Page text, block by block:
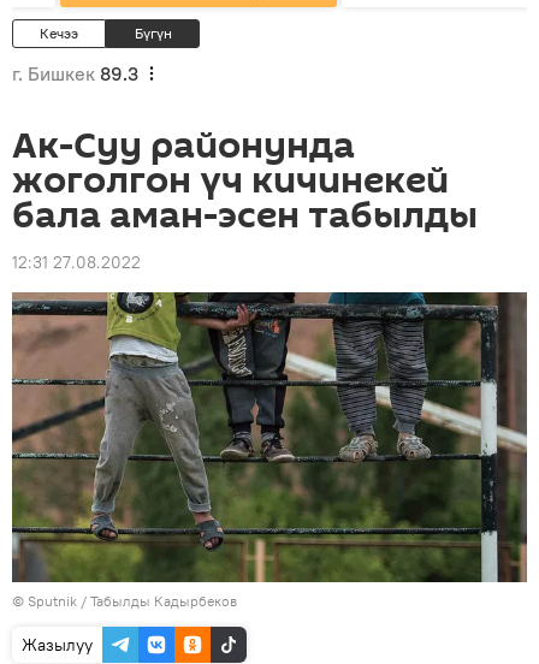
Кечээ Бүгүн
г. Бишкек 89.3
Ак-Суу районунда
жоголгон үч кичинекей
бала аман-эсен табылды
12:31 27.08.2022
© Sputnik / Табылды Кадырбеков
Жазылуу